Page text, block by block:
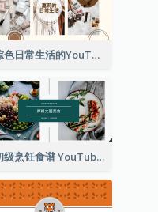
棕色日常生活的YouTube频道图片
初级烹饪食谱 YouTube 频道图片